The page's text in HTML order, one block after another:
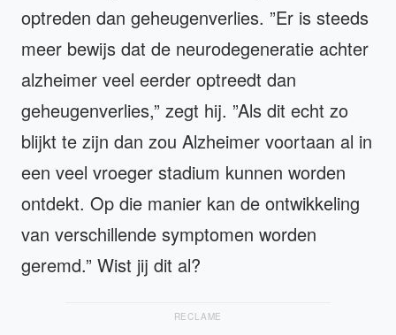
optreden dan geheugenverlies. ”Er is steeds
meer bewijs dat de neurodegeneratie achter
alzheimer veel eerder optreedt dan
geheugenverlies,” zegt hij. ”Als dit echt zo
blijkt te zijn dan zou Alzheimer voortaan al in
een veel vroeger stadium kunnen worden
ontdekt. Op die manier kan de ontwikkeling
van verschillende symptomen worden
geremd.” Wist jij dit al?
RECLAME